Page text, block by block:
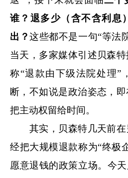
谁？退多少（含不含利息
出？这些都不是一句“等法
当天，多家媒体引述贝森特
称“退款由下级法院处理”
断，不如说是政治姿态，即
把主动权留给时间。
其实，贝森特几天前在
经把大规模退款称为“终极
愿意退钱的政策立场。今